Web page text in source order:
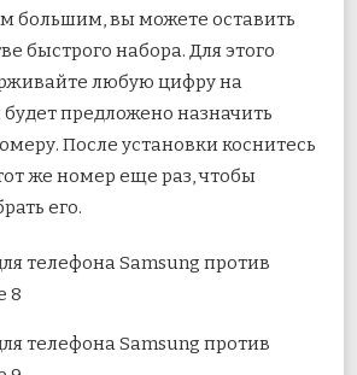
большим, вы можете оставить
быстрого набора. Для этого
любую цифру на
предложено назначить
После установки коснитесь
же номер еще раз, чтобы
его.